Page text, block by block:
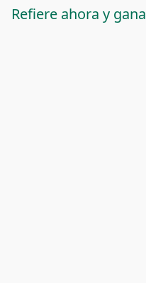
Refiere ahora y gana